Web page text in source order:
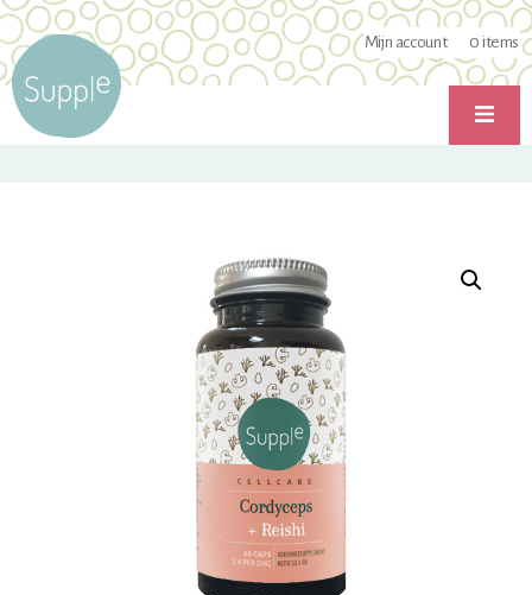
Mijn account 0 items